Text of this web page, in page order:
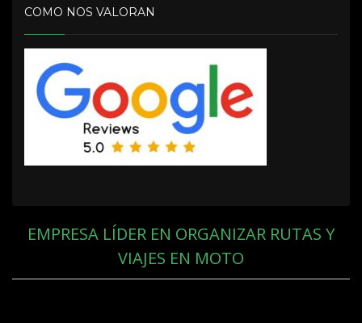
COMO NOS VALORAN
EMPRESA LÍDER EN ORGANIZAR RUTAS Y
VIAJES EN MOTO